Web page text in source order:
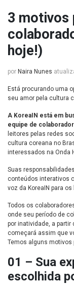
3 motivos
hoje!)
por Naira Nunes
Está procurando uma
seu amor pela cultura
A KoreaIN está em
equipe de
leitores pelas redes
cultura coreana no
interessados na Onda
Suas
conteúdos interativos
voz da KoreaIN para
Todos os
onde seu período de
por inatividade, a partir
começará assim que
Temos alguns
01 – Sua
escolhida